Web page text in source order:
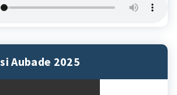
Aubade 2025